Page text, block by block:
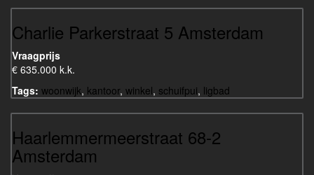
Charlie Parkerstraat 5 Amsterdam
Vraagprijs
€ 635.000 k.k.
Tags: woonwijk, kantoor, winkel, schuifpui, ligbad
Haarlemmermeerstraat 68-2
Amsterdam